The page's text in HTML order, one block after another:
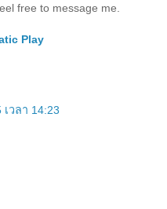
free to message me.
Play
วลา 14:23